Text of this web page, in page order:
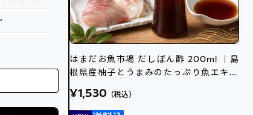
はまだお魚市場 だしぽん酢 200ml ｜島
根県産柚子とうまみのたっぷり魚エキス
¥1,530 （税込）